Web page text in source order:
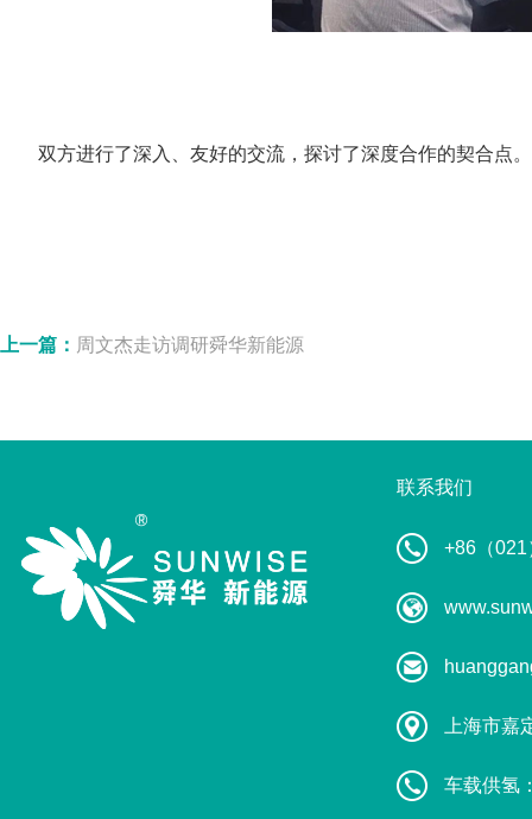
双方进行了深入、友好的交流，探讨了深度合作的契合点。
上一篇： 周文杰走访调研舜华新能源
联系我们
+86（
上海市嘉
车载供氢